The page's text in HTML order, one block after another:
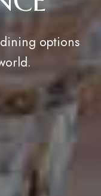
options